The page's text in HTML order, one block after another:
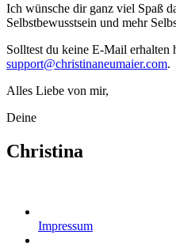
Ich wünsche dir ganz viel Spaß
Selbstbewusstsein und mehr
Solltest du keine E-Mail erhalten
support@christinaneumaier.com.
Alles Liebe von mir,
Deine
Christina
Impressum